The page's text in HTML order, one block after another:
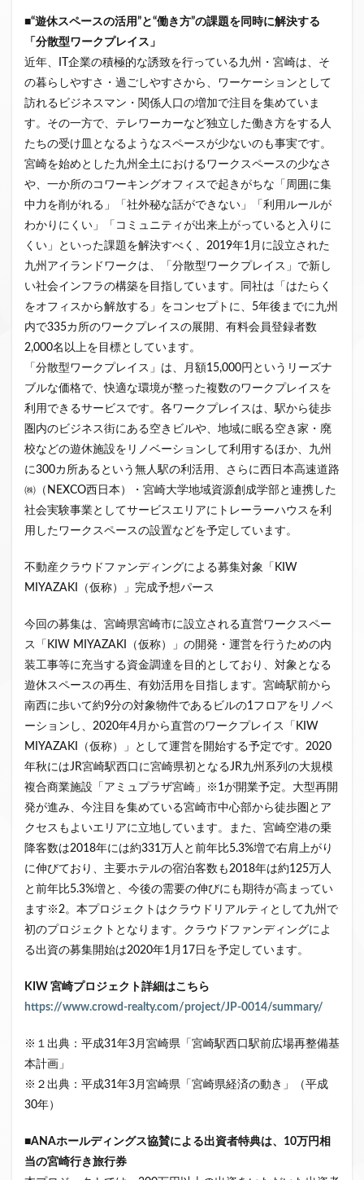
■“遊休スペースの活用”と“働き方”の課題を同時に解決する
「分散型ワークプレイス」
近年、IT企業の積極的な誘致を行っている九州・宮崎は、そ
の暮らしやすさ・過ごしやすさから、ワーケーションとして
訪れるビジネスマン・関係人口の増加で注目を集めていま
す。その一方で、テレワーカーなど独立した働き方をする人
たちの受け皿となるようなスペースが少ないのも事実です。
宮崎を始めとした九州全土におけるワークスペースの少なさ
や、一か所のコワーキングオフィスで起きがちな「周囲に集
中力を削がれる」「社外秘な話ができない」「利用ルールが
わかりにくい」「コミュニティが出来上がっていると入りに
くい」といった課題を解決すべく、2019年1月に設立された
九州アイランドワークは、「分散型ワークプレイス」で新し
い社会インフラの構築を目指しています。同社は「はたらく
をオフィスから解放する」をコンセプトに、5年後までに九州
内で335カ所のワークプレイスの展開、有料会員登録者数
2,000名以上を目標としています。
「分散型ワークプレイス」は、月額15,000円というリーズナ
ブルな価格で、快適な環境が整った複数のワークプレイスを
利用できるサービスです。各ワークプレイスは、駅から徒歩
圏内のビジネス街にある空きビルや、地域に眠る空き家・廃
校などの遊休施設をリノベーションして利用するほか、九州
に300カ所あるという無人駅の利活用、さらに西日本高速道路
㈱（NEXCO西日本）・宮崎大学地域資源創成学部と連携した
社会実験事業としてサービスエリアにトレーラーハウスを利
用したワークスペースの設置などを予定しています。
不動産クラウドファンディングによる募集対象「KIW
MIYAZAKI（仮称）」完成予想パース
今回の募集は、宮崎県宮崎市に設立される直営ワークスペー
ス「KIW MIYAZAKI（仮称）」の開発・運営を行うための内
装工事等に充当する資金調達を目的としており、対象となる
遊休スペースの再生、有効活用を目指します。宮崎駅前から
南西に歩いて約9分の対象物件であるビルの1フロアをリノベ
ーションし、2020年4月から直営のワークプレイス「KIW
MIYAZAKI（仮称）」として運営を開始する予定です。2020
年秋にはJR宮崎駅西口に宮崎県初となるJR九州系列の大規模
複合商業施設「アミュプラザ宮崎」※1が開業予定。大型再開
発が進み、今注目を集めている宮崎市中心部から徒歩圏とア
クセスもよいエリアに立地しています。また、宮崎空港の乗
降客数は2018年には約331万人と前年比5.3%増で右肩上がり
に伸びており、主要ホテルの宿泊客数も2018年は約125万人
と前年比5.3%増と、今後の需要の伸びにも期待が高まってい
ます※2。本プロジェクトはクラウドリアルティとして九州で
初のプロジェクトとなります。クラウドファンディングによ
る出資の募集開始は2020年1月17日を予定しています。
KIW 宮崎プロジェクト詳細はこちら
https://www.crowd-realty.com/project/JP-0014/summary/
※１出典：平成31年3月宮崎県「宮崎駅西口駅前広場再整備基
本計画」
※２出典：平成31年3月宮崎県「宮崎県経済の動き」（平成
30年）
■ANAホールディングス協賛による出資者特典は、 10万円相
当の宮崎行き旅行券